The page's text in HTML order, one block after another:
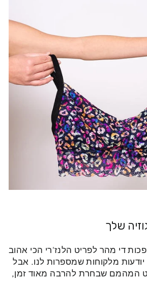
שלך
די מהר לפריט הלנז'רי הכי אהוב
מלקוחות שמספרות לנו. אבל
המהמם שבחרת להרבה מאוד זמן,